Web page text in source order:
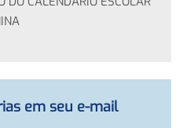
em seu e-mail